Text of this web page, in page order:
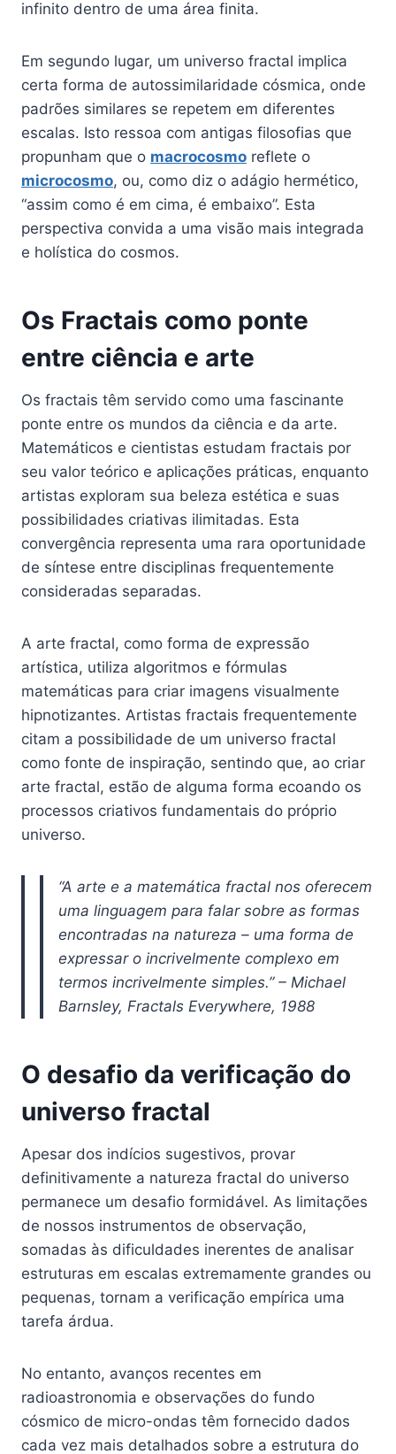
infinito dentro de uma área finita.
Em segundo lugar, um universo fractal implica
certa forma de autossimilaridade cósmica, onde
padrões similares se repetem em diferentes
escalas. Isto ressoa com antigas filosofias que
propunham que o macrocosmo reflete o
microcosmo, ou, como diz o adágio hermético,
“assim como é em cima, é embaixo”. Esta
perspectiva convida a uma visão mais integrada
e holística do cosmos.
Os Fractais como ponte
entre ciência e arte
Os fractais têm servido como uma fascinante
ponte entre os mundos da ciência e da arte.
Matemáticos e cientistas estudam fractais por
seu valor teórico e aplicações práticas, enquanto
artistas exploram sua beleza estética e suas
possibilidades criativas ilimitadas. Esta
convergência representa uma rara oportunidade
de síntese entre disciplinas frequentemente
consideradas separadas.
A arte fractal, como forma de expressão
artística, utiliza algoritmos e fórmulas
matemáticas para criar imagens visualmente
hipnotizantes. Artistas fractais frequentemente
citam a possibilidade de um universo fractal
como fonte de inspiração, sentindo que, ao criar
arte fractal, estão de alguma forma ecoando os
processos criativos fundamentais do próprio
universo.
“A arte e a matemática fractal nos oferecem
uma linguagem para falar sobre as formas
encontradas na natureza – uma forma de
expressar o incrivelmente complexo em
termos incrivelmente simples.” – Michael
Barnsley, Fractals Everywhere, 1988
O desafio da verificação do
universo fractal
Apesar dos indícios sugestivos, provar
definitivamente a natureza fractal do universo
permanece um desafio formidável. As limitações
de nossos instrumentos de observação,
somadas às dificuldades inerentes de analisar
estruturas em escalas extremamente grandes ou
pequenas, tornam a verificação empírica uma
tarefa árdua.
No entanto, avanços recentes em
radioastronomia e observações do fundo
cósmico de micro-ondas têm fornecido dados
cada vez mais detalhados sobre a estrutura do